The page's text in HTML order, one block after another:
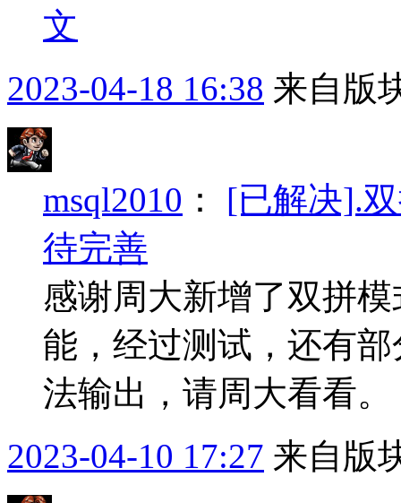
文
2023-04-18 16:38 来自版
msql2010 ： [已解决].
待完善
感谢周大新增了双拼
能，经过测试，还有
法输出，请周大看看
2023-04-10 17:27 来自版